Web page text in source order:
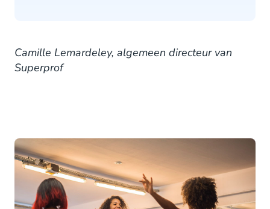
Camille Lemardeley, algemeen directeur van
Superprof